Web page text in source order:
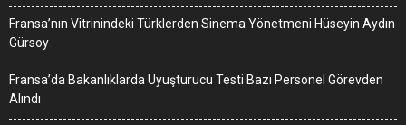
Fransa’nın Vitrinindeki Türklerden Sinema Yönetmeni Hüseyin Aydın
Gürsoy
Fransa’da Bakanlıklarda Uyuşturucu Testi Bazı Personel Görevden
Alındı